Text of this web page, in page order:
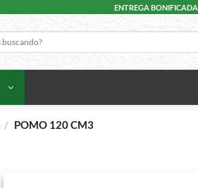
ENTREGA BONIFICADA
/ POMO 120 CM3